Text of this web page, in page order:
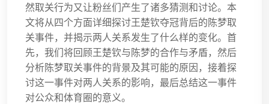
然取关行为又让粉丝们产生了诸多猜测和讨论。本
文将从四个方面详细探讨王楚钦夺冠背后的陈梦取
关事件，并揭示两人关系发生了什么样的变化。首
先，我们将回顾王楚钦与陈梦的合作与矛盾，然后
分析陈梦取关事件的背景及其可能的原因，接着探
讨这一事件对两人关系的影响，最后总结这一事件
对公众和体育圈的意义。